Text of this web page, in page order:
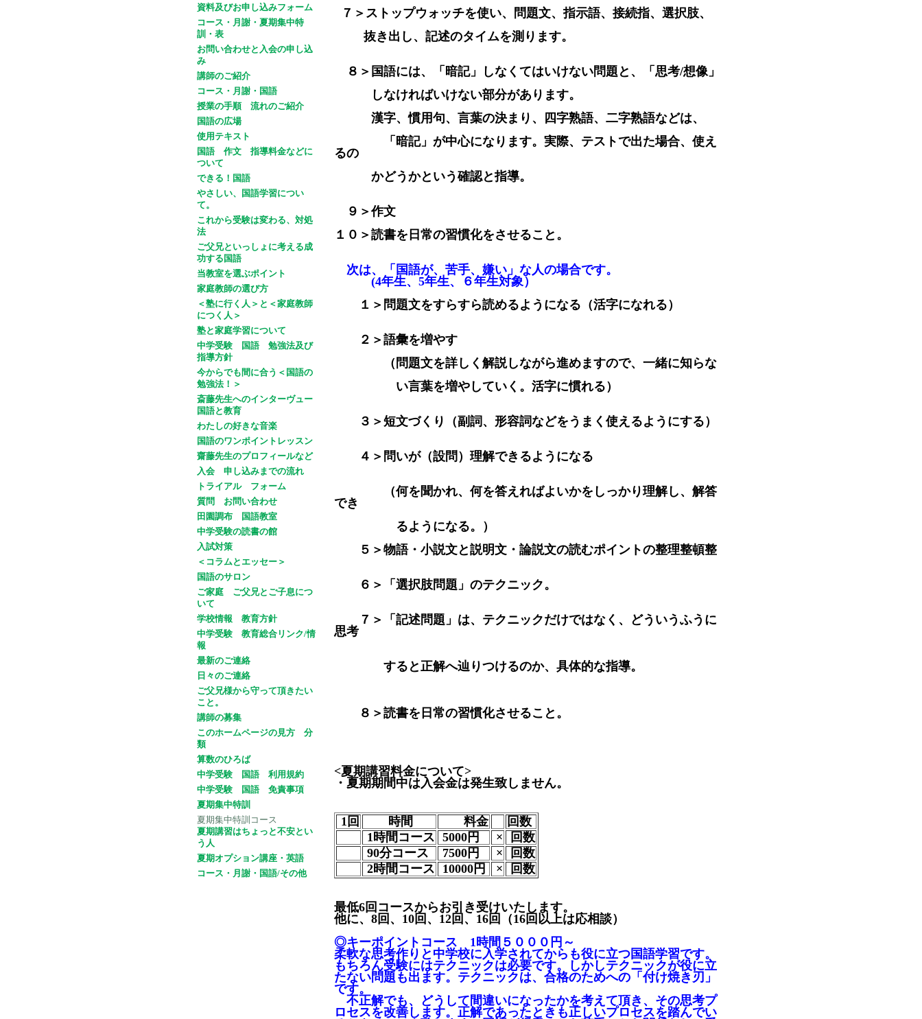
資料及びお申し込みフォーム
コース・月謝・夏期集中特
訓・表
お問い合わせと入会の申し込
み
講師のご紹介
コース・月謝・国語
授業の手順 流れのご紹介
国語の広場
使用テキスト
国語 作文 指導料金などに
ついて
できる！国語
やさしい、国語学習につい
て。
これから受験は変わる、対処
法
ご父兄といっしょに考える成
功する国語
当教室を選ぶポイント
家庭教師の選び方
＜塾に行く人＞と＜家庭教師
につく人＞
塾と家庭学習について
中学受験 国語 勉強法及び
指導方針
今からでも間に合う＜国語の
勉強法！＞
斎藤先生へのインターヴュー
国語と教育
わたしの好きな音楽
国語のワンポイントレッスン
齋藤先生のプロフィールなど
入会 申し込みまでの流れ
トライアル フォーム
質問 お問い合わせ
田園調布 国語教室
中学受験の読書の館
入試対策
＜コラムとエッセー＞
国語のサロン
ご家庭 ご父兄とご子息につ
いて
学校情報 教育方針
中学受験 教育総合リンク/情
報
最新のご連絡
日々のご連絡
ご父兄様から守って頂きたい
こと。
講師の募集
このホームページの見方 分
類
算数のひろば
中学受験 国語 利用規約
中学受験 国語 免責事項
夏期集中特訓
夏期集中特訓コース
夏期講習はちょっと不安とい
う人
夏期オプション講座・英語
コース・月謝・国語/その他
７＞ストップウォッチを使い、問題文、指示語、接続指、選択肢、
抜き出し、記述のタイムを測ります。
８＞国語には、「暗記」しなくてはいけない問題と、「思考/想像」
しなければいけない部分があります。
漢字、慣用句、言葉の決まり、四字熟語、二字熟語などは、
「暗記」が中心になります。実際、テストで出た場合、使え
るの
かどうかという確認と指導。
９＞作文
１０＞読書を日常の習慣化をさせること。
次は、「国語が、苦手、嫌い」な人の場合です。
(4年生、5年生、６年生対象）
１＞問題文をすらすら読めるようになる（活字になれる）
２＞語彙を増やす
（問題文を詳しく解説しながら進めますので、一緒に知らな
い言葉を増やしていく。活字に慣れる）
３＞短文づくり（副詞、形容詞などをうまく使えるようにする）
４＞問いが（設問）理解できるようになる
（何を聞かれ、何を答えればよいかをしっかり理解し、解答
でき
るようになる。）
５＞物語・小説文と説明文・論説文の読むポイントの整理整頓整
６＞「選択肢問題」のテクニック。
７＞「記述問題」は、テクニックだけではなく、どういうふうに
思考
すると正解へ辿りつけるのか、具体的な指導。
８＞読書を日常の習慣化させること。
<夏期講習料金について>
・夏期期間中は入会金は発生致しません。
1回 時間 料金
回数
1時間コース 5000円 ×
回数
90分コース
7500円 ×
回数
2時間コース
10000円 × 回数
最低6回コースからお引き受けいたします。
他に、8回、10回、12回、16回（16回以上は応相談）
◎キーポイントコース 1時間５０００円～
柔軟な思考作りと中学校に入学されてからも役に立つ国語学習です。
もちろん受験にはテクニックは必要です。しかしテクニックが役に立
たない問題も出ます。テクニックは、合格のためへの「付け焼き刃」
です。
不正解でも、どうして間違いになったかを考えて頂き、その思考プ
ロセスを改善します。正解であったときも正しいプロセスを踏んでい